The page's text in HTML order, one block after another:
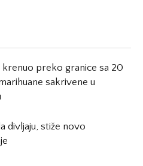
preko granice sa 20
sakrivene u
divljaju, stiže novo